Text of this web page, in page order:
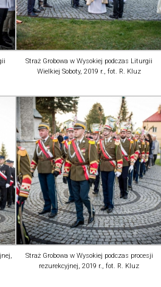
Straż Grobowa w Wysokiej podczas Liturgii
Wielkiej Soboty, 2019 r., fot. R. Kluz
Straż Grobowa w Wysokiej podczas procesji
rezurekcyjnej, 2019 r., fot. R. Kluz